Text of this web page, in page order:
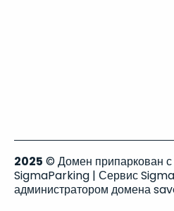
2025 © Домен припаркован
SigmaParking | Сервис
администратором домена